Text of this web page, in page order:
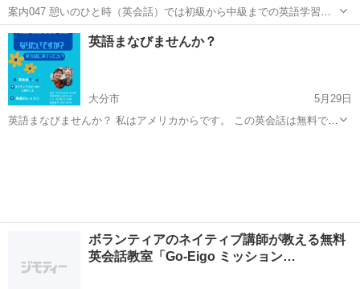
案内047 憩いのひと時（英会話）では初級から中級までの英語学習を
サポートします。 ======================== Web site
https://en1.blog.jp/ ========...
大分 大分市 英会話 オンライン
英語まなびませんか？
大分市
5月29日
英語まなびませんか？ 私はアメリカからです。 この英会話は無料で
ボランティアのネイティブ講師が教える無料
英会話教室「Go-Eigo ミッション…